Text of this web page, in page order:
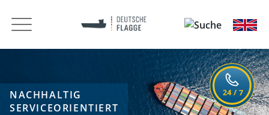
NACHHALTIG
SERVICEORIENTIERT